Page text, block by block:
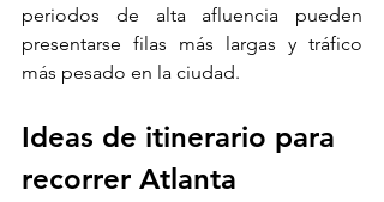
periodos de alta afluencia pueden
presentarse filas más largas y tráfico
más pesado en la ciudad.
Ideas de itinerario para
recorrer Atlanta